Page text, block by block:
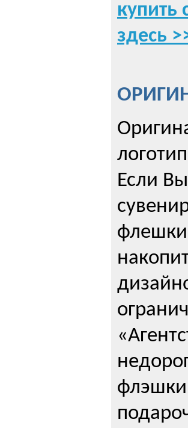
купить
здесь
Если
флэшки